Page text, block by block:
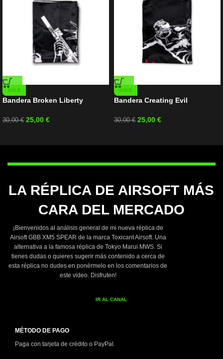
SALE
Bandera Broken Liberty
30,00€ 25,00 €
SALE
Bandera Creating Evil
30,00€ 25,00 €
LA RÉPLICA DE AIRSOFT MÁS
CARA DEL MERCADO
¡Bienvenidos al análisis general de mi nueva réplica de
Airsoft GBB XM5 SPEAR de la marca Toxicant Airsoft. Una
alternativa a la famosa réplica de Tokyo Marui MWS. Si
tienes dudas o quieres sugerir más contenido a cerca de
esta réplica no dudes en ponérmelo en los comentarios de
este video. Disfruten!
IR AL CANAL
MÉTODO DE PAGO
Paga con tarjeta de crédito o PayPal.